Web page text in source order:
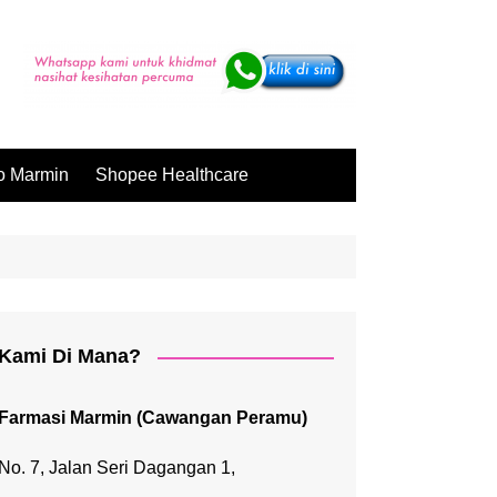
Marmin Shopee Healthcare
Kami Di Mana?
Farmasi Marmin (Cawangan Peramu)
No. 7, Jalan Seri Dagangan 1,